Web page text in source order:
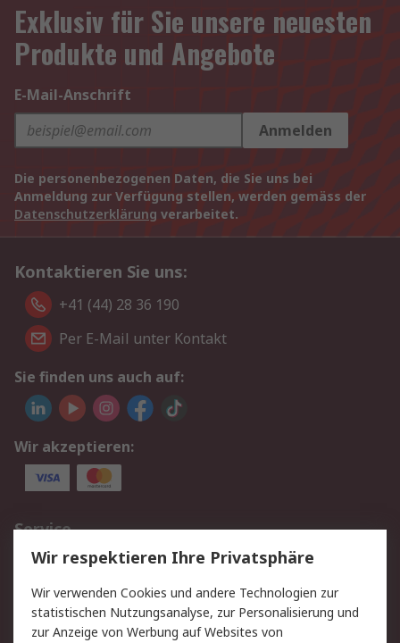
Exklusiv für Sie unsere neuesten
Produkte und Angebote
E-Mail-Anschrift
Anmelden
Die personenbezogenen Daten, die Sie uns bei
Anmeldung zur Verfügung stellen, werden gemäss der
Datenschutzerklärung verarbeitet.
Kontaktieren Sie uns:
+41 (44) 28 36 190
Per E-Mail unter Kontakt
Sie finden uns auch auf:
Wir akzeptieren:
Service
Value Added Services
Lieferlösungen
Rücksendungen
Kontakt
Hilfe
Wir respektieren Ihre Privatsphäre
Wir verwenden Cookies und andere Technologien zur
statistischen Nutzungsanalyse, zur Personalisierung und
zur Anzeige von Werbung auf Websites von